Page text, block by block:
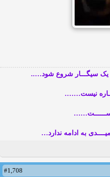
سیگـــار شروع شود…..
نیست…….
اســــــت……
به ادامه ندارد…
#1,708